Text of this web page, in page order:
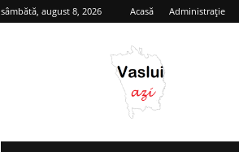
sâmbătă, august 8, 2026 Acasă Administrație